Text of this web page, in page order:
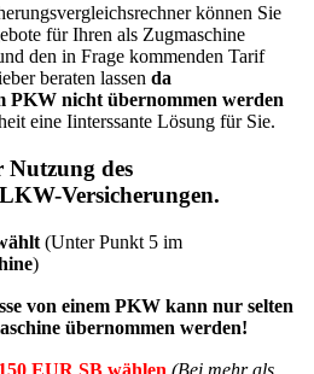
können Sie
für Ihren als Zugmaschine
den in Frage kommenden Tarif
beraten lassen da
PKW nicht übernommen werden
eine Iinterssante Lösung für Sie.
Nutzung des
Versicherungen.
(Unter Punkt 5 im
)
von einem PKW kann nur selten
übernommen werden!